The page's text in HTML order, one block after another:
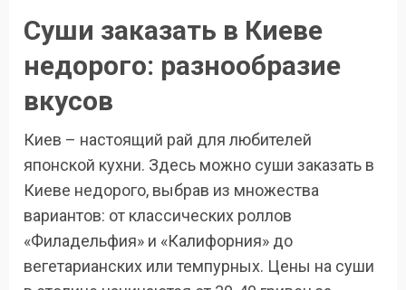
Суши заказать в Киеве
недорого: разнообразие
вкусов
Киев – настоящий рай для любителей
японской кухни. Здесь можно суши заказать в
Киеве недорого, выбрав из множества
вариантов: от классических роллов
«Филадельфия» и «Калифорния» до
вегетарианских или темпурных. Цены на суши